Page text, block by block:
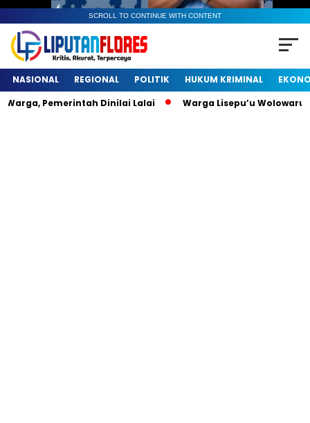
SCROLL TO CONTINUE WITH CONTENT
NASIONAL REGIONAL POLITIK HUKUM KRIMINAL
Pemerintah Dinilai Lalai
Warga Lisepu’u Wolowaru